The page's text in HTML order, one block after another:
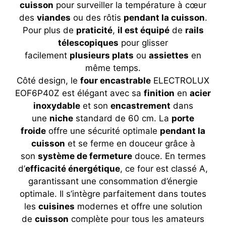
cuisson pour surveiller la température à cœur
des viandes ou des rôtis pendant la cuisson.
Pour plus de praticité, il est équipéde rails
télescopiques pour glisser
facilement plusieurs plats ou assiettes en
même temps.
Côté design, le four encastrable ELECTROLUX
EOF6P40Z est élégant avec sa finition en acier
inoxydableet son encastrement dans
une niche standard de 60 cm. La porte
froide offre une sécurité optimale pendant la
cuisson et se ferme en douceur grâce à
son système de fermeturedouce. En termes
d’efficacité énergétique, ce four est classé A,
garantissant une consommation d’énergie
optimale. Il s’intègre parfaitement dans toutes
les cuisines modernes et offre une solution
de cuisson complète pour tous les amateurs